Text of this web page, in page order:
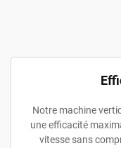
Notre machine
une efficacité
vitesse sans